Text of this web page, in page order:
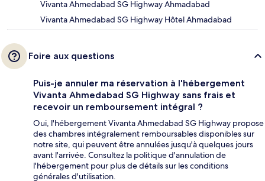
Vivanta Ahmedabad SG Highway Ahmadabad
Vivanta Ahmedabad SG Highway Hôtel Ahmadabad
Foire aux questions
Puis-je annuler ma réservation à l'hébergement
Vivanta Ahmedabad SG Highway sans frais et
recevoir un remboursement intégral ?
Oui, l'hébergement Vivanta Ahmedabad SG Highway propose
des chambres intégralement remboursables disponibles sur
notre site, qui peuvent être annulées jusqu'à quelques jours
avant l'arrivée. Consultez la politique d'annulation de
l'hébergement pour plus de détails sur les conditions
générales d'utilisation.